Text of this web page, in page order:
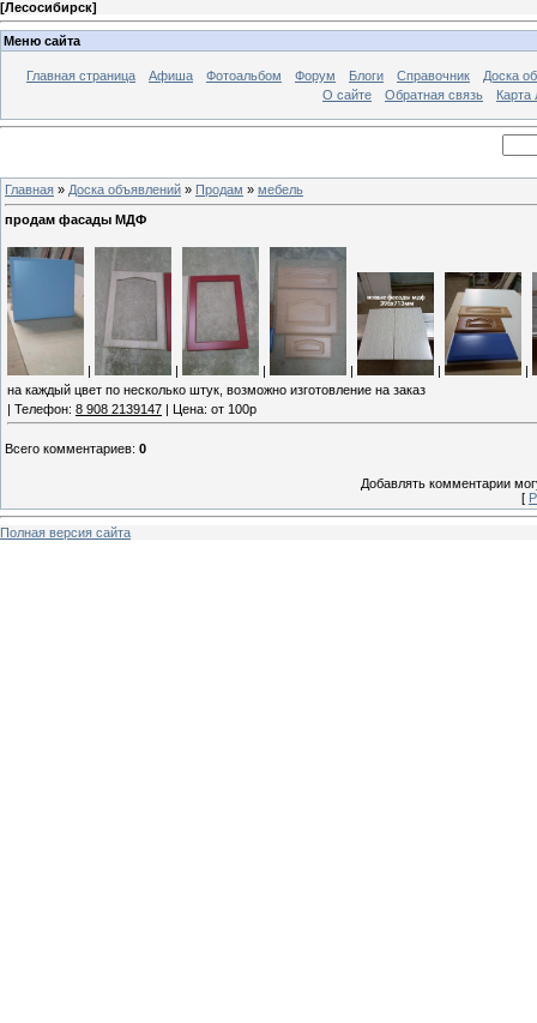
[Лесосибирск]
Меню сайта
Главная страница Афиша Фотоальбом Форум Блоги Справочник
Доска
О сайте
Обратная связь Карта
Главная » Доска объявлений » Продам » мебель
продам фасады МДФ
| | | | |
|
на каждый цвет по несколько штук, возможно изготовление на заказ
| Телефон: 8 908 2139147 | Цена: от 100р
Всего комментариев: 0
Добавлять комментарии
[
Полная версия сайта